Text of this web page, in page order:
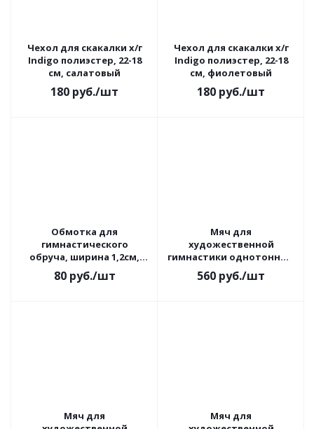
Чехол для скакалки х/г
Indigo полиэстер, 22-18
см, салатовый
180 руб./шт
Чехол для скакалки х/г
Indigo полиэстер, 22-18
см, фиолетовый
180 руб./шт
Обмотка для
гимнастического
обруча, ширина 1,2см,
длина 10 м, зеленый
80руб./шт
Мяч для
художественной
гимнастики однотонный
Torres, диам. 15 см, ПВХ,
розовый с блесками
560 руб./шт
Мяч для
Мяч для